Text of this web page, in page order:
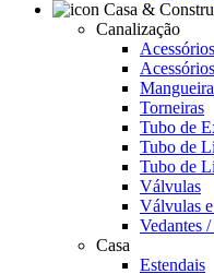
Canalização
Torneiras
Tubo de
Tubo de
Tubo de
Válvulas
Válvulas
Vedantes /
Casa
Estendais